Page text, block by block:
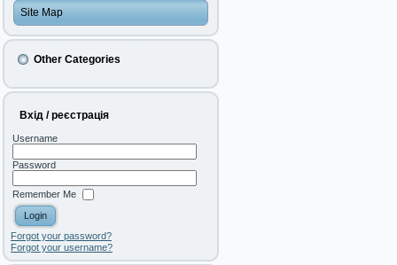
Site Map
Other Categories
Вхід / реєстрація
Username
Password
Remember Me
Forgot your password?
Forgot your username?